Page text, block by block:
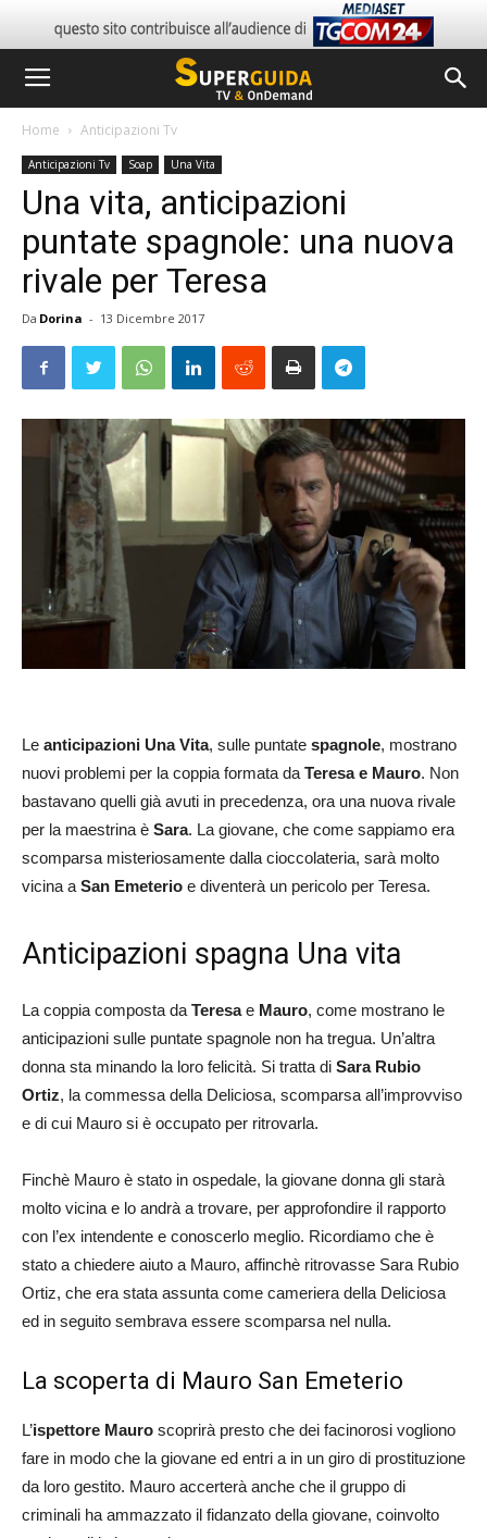
Home Anticipazioni Tv
Anticipazioni Tv Soap Una Vita
Una vita, anticipazioni
puntate spagnole: una nuova
rivale per Teresa
Da Dorina - 13 Dicembre 2017
Le anticipazioni Una Vita, sulle puntate spagnole, mostrano
nuovi problemi per la coppia formata da Teresa e Mauro. Non
bastavano quelli già avuti in precedenza, ora una nuova rivale
per la maestrina è Sara. La giovane, che come sappiamo era
scomparsa misteriosamente dalla cioccolateria, sarà molto
vicina a San Emeterio e diventerà un pericolo per Teresa.
Anticipazioni spagna Una vita
La coppia composta da Teresae Mauro, come mostrano le
anticipazioni sulle puntate spagnole non ha tregua. Un’altra
donna sta minando la loro felicità. Si tratta di Sara Rubio
Ortiz, la commessa della Deliciosa, scomparsa all’improvviso
e di cui Mauro si è occupato per ritrovarla.
Finchè Mauro è stato in ospedale, la giovane donna gli starà
molto vicina e lo andrà a trovare, per approfondire il rapporto
con l’ex intendente e conoscerlo meglio. Ricordiamo che è
stato a chiedere aiuto a Mauro, affinchè ritrovasse Sara Rubio
Ortiz, che era stata assunta come cameriera della Deliciosa
ed in seguito sembrava essere scomparsa nel nulla.
La scoperta di Mauro San Emeterio
L’ispettore Mauro scoprirà presto che dei facinorosi vogliono
fare in modo che la giovane ed entri a in un giro di prostituzione
da loro gestito. Mauro accerterà anche che il gruppo di
criminali ha ammazzato il fidanzato della giovane, coinvolto